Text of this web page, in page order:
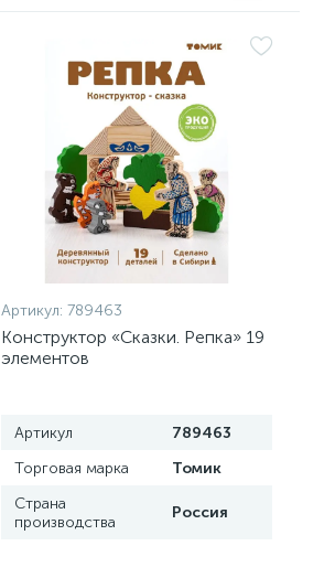
Артикул: 789463
Конструктор «Сказки. Репка» 19
элементов
Артикул
789463
Торговая марка
Томик
Страна
производства
Россия